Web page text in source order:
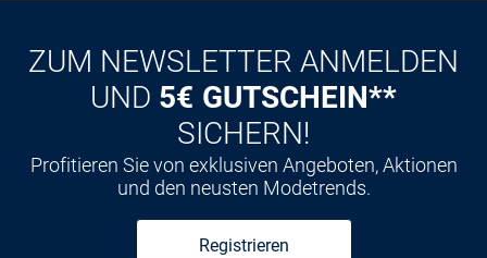
ZUM NEWSLETTER ANMELDEN
UND 5€ GUTSCHEIN**
SICHERN!
Profitieren Sie von exklusiven Angeboten, Aktionen
und den neusten Modetrends.
Registrieren